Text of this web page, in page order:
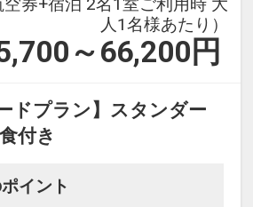
人1名様あたり）
～66,200 円
ドプラン】スタンダー
付き
イント